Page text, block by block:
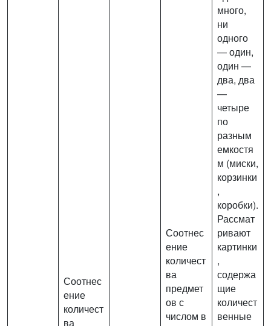
Соотнес
ение
количест
ва
предмет
ов с
числом в
много,
ни
одного
— один,
один —
два, два
—
четыре
по
разным
емкостя
м (миски,
корзинки
,
коробки).
Рассмат
ривают
картинки
,
содержа
щие
количест
венные
Соотнес
ение
количест
ва